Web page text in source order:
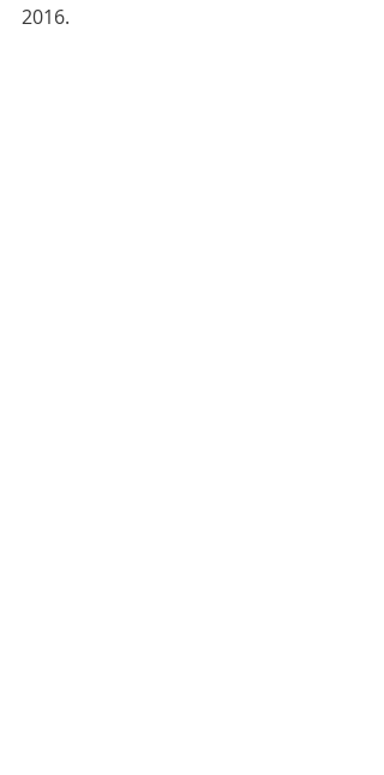
2016.